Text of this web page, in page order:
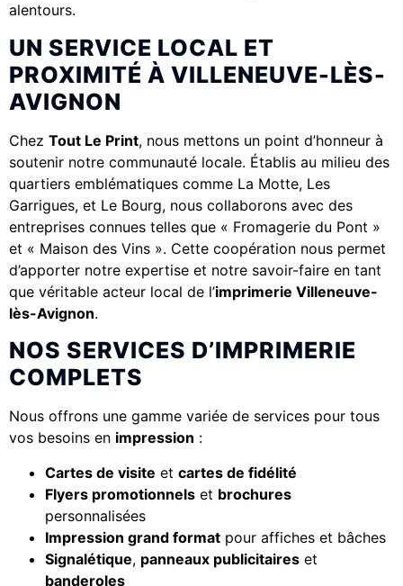
alentours.
UN SERVICE LOCAL ET
PROXIMITÉ À VILLENEUVE-LÈS-
AVIGNON
Chez Tout Le Print, nous mettons un point d’honneur à
soutenir notre communauté locale. Établis au milieu des
quartiers emblématiques comme La Motte, Les
Garrigues, et Le Bourg, nous collaborons avec des
entreprises connues telles que « Fromagerie du Pont »
et « Maison des Vins ». Cette coopération nous permet
d’apporter notre expertise et notre savoir-faire en tant
que véritable acteur local de l’imprimerie Villeneuve-
lès-Avignon.
NOS SERVICES D’IMPRIMERIE
COMPLETS
Nous offrons une gamme variée de services pour tous
vos besoins en impression :
Cartes de visite et cartes de fidélité
Flyers promotionnels et brochures
personnalisées
Impression grand format pour affiches et bâches
Signalétique, panneaux publicitaires et
banderoles